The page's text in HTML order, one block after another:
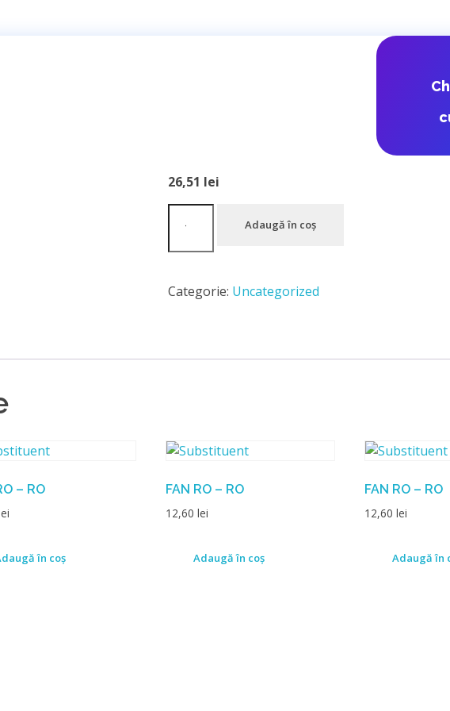
DPD Romania
26,51 lei
Adaugă în coș
Categorie: Uncategorized
– RO
în coș
FAN RO – RO
12,60 lei
Adaugă în coș
FAN RO – RO
12,60 lei
Adaugă în